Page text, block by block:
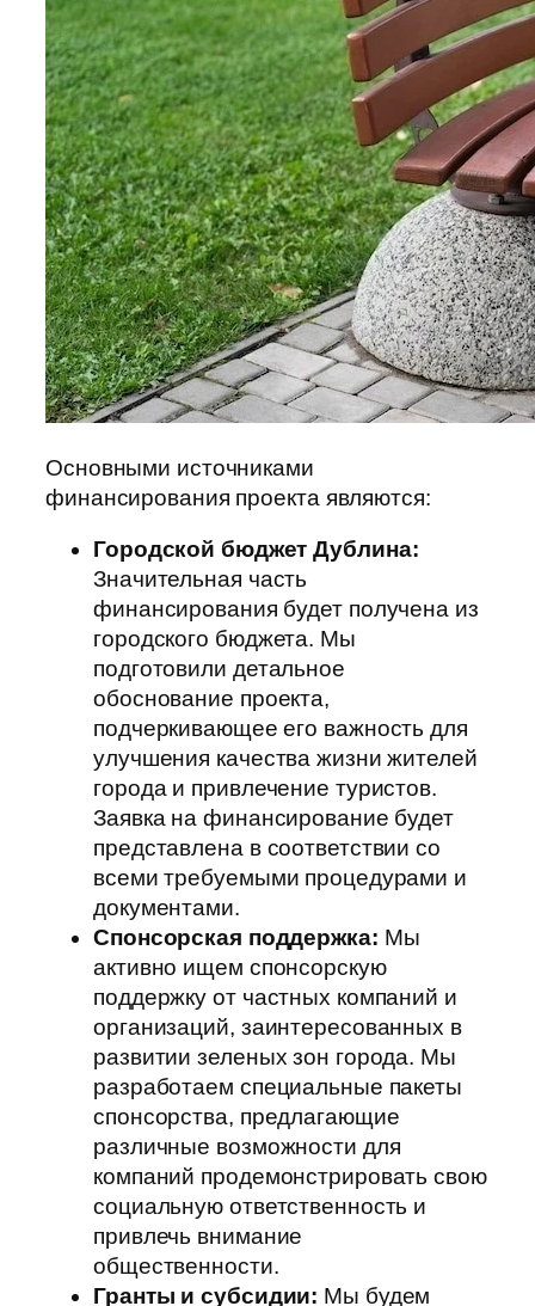
Основными источниками
финансирования проекта являются:
Городской бюджет Дублина:
Значительная часть
финансирования будет получена из
городского бюджета. Мы
подготовили детальное
обоснование проекта,
подчеркивающее его важность для
улучшения качества жизни жителей
города и привлечение туристов.
Заявка на финансирование будет
представлена в соответствии со
всеми требуемыми процедурами и
документами.
Спонсорская поддержка: Мы
активно ищем спонсорскую
поддержку от частных компаний и
организаций, заинтересованных в
развитии зеленых зон города. Мы
разработаем специальные пакеты
спонсорства, предлагающие
различные возможности для
компаний продемонстрировать свою
социальную ответственность и
привлечь внимание
общественности.
Гранты и субсидии: Мы будем